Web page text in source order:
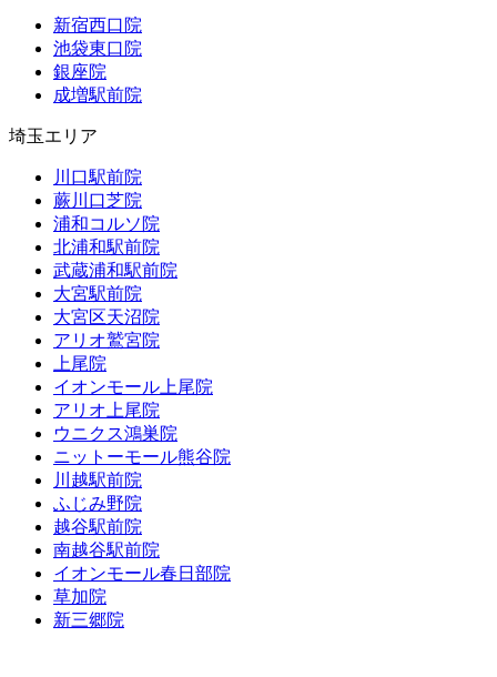
新宿西口院
池袋東口院
銀座院
成増駅前院
埼玉エリア
川口駅前院
蕨川口芝院
浦和コルソ院
北浦和駅前院
武蔵浦和駅前院
大宮駅前院
大宮区天沼院
アリオ鷲宮院
上尾院
イオンモール上尾院
アリオ上尾院
ウニクス鴻巣院
ニットーモール熊谷院
川越駅前院
ふじみ野院
越谷駅前院
南越谷駅前院
イオンモール春日部院
草加院
新三郷院